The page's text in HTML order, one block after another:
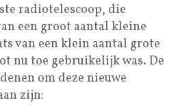
radiotelescoop, die
een groot aantal kleine
van een klein aantal grote
nu toe gebruikelijk was. De
om deze nieuwe
zijn: